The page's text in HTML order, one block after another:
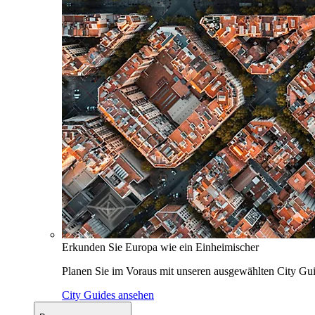
Erkunden Sie Europa wie ein Einheimischer
Planen Sie im Voraus mit unseren ausgewählten City
City Guides ansehen